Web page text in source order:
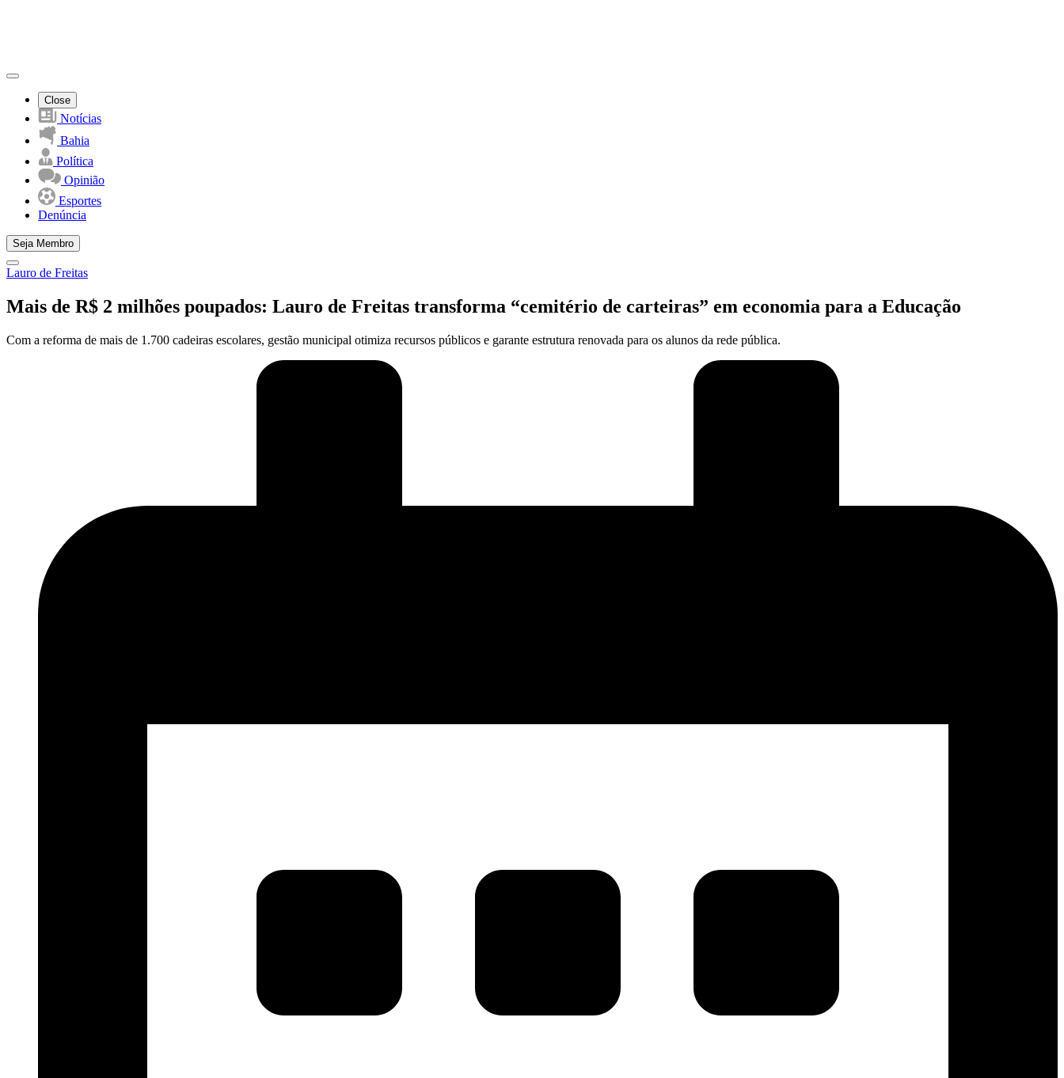
Close
Notícias
Bahia
Política
Opinião
Esportes
Denúncia
Seja Membro
Lauro de Freitas
Mais de R$ 2 milhões poupados: Lauro de Freitas transforma “cemitério de carteiras” em economia para a Educação
Com a reforma de mais de 1.700 cadeiras escolares, gestão municipal otimiza recursos públicos e garante estrutura renovada para os alunos da rede pública.